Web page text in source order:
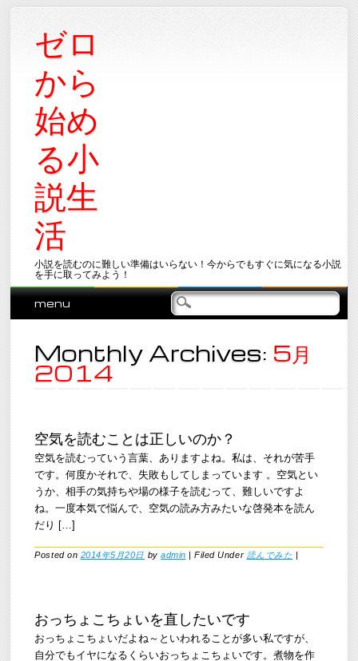
ゼロ
から
始め
る小
説生
活
小説を読むのに難しい準備はいらない！今からでもすぐに気になる小説
を手に取ってみよう！
Main menu
Skip
menu
Monthly Archives: 5月
2014
空気を読むことは正しいのか？
空気を読むっていう言葉、ありますよね。私は、それが苦手
です。何度かそれで、失敗もしてしまっています 。空気とい
うか、相手の気持ちや場の様子を読むって、難しいですよ
ね。一度本気で悩んで、空気の読み方みたいな啓発本を読ん
だり […]
Posted on 2014年5月20日 byadmin |Filed Under 読んでみた |
おっちょこちょいを直したいです
おっちょこちょいだよね～といわれることが多い私ですが、
自分でもイヤになるくらいおっちょこちょいです。煮物を作